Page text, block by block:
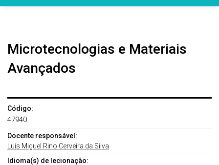
Microtecnologias e Materiais
Avançados
Código:
47940
Docente responsável:
Luis Miguel Rino Cerveira da Silva
Idioma(s) de lecionação: